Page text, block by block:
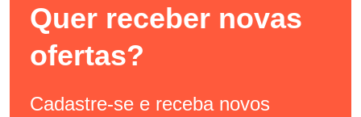
Quer receber novas
ofertas?
Cadastre-se e receba novos